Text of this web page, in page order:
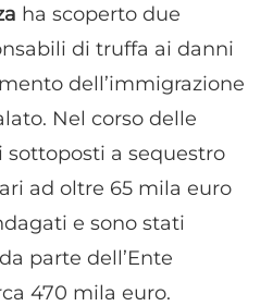
ha scoperto due
di truffa ai danni
dell’immigrazione
Nel corso delle
sottoposti a sequestro
ad oltre 65 mila euro
e sono stati
parte dell’Ente
470 mila euro.